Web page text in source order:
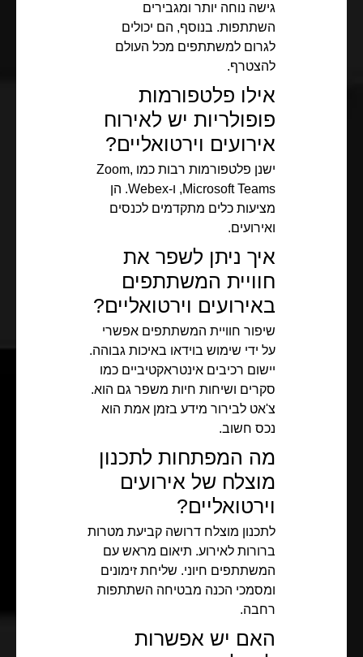
גישה נוחה יותר ומגבירים
השתתפות. בנוסף, הם יכולים
לגרום למשתתפים מכל העולם
להצטרף.
אילו פלטפורמות
פופולריות יש לאירוח
אירועים וירטואליים?
ישנן פלטפורמות רבות כמו Zoom,
Microsoft Teams, ו-Webex. הן
מציעות כלים מתקדמים לכנסים
ואירועים.
איך ניתן לשפר את
חוויית המשתתפים
באירועים וירטואליים?
שיפור חוויית המשתתפים אפשרי
על ידי שימוש בוידאו באיכות גבוהה.
יישום רכיבים אינטראקטיביים כמו
סקרים ושיחות חיות משפר גם הוא.
צ'אט לבירור מידע בזמן אמת הוא
נכס חשוב.
מה המפתחות לתכנון
מוצלח של אירועים
וירטואליים?
לתכנון מוצלח דרושה קביעת מטרות
ברורות לאירוע. תיאום מראש עם
המשתתפים חיוני. שליחת זימונים
ומסמכי הכנה מבטיחה השתתפות
רחבה.
האם יש אפשרות